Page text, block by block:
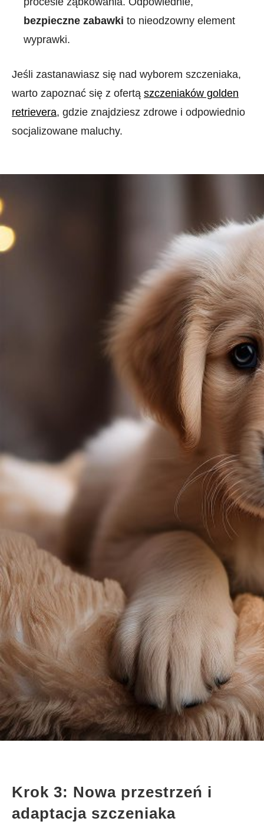
bezpieczne zabawki to nieodzowny element
wyprawki.
Jeśli zastanawiasz się nad wyborem szczeniaka,
warto zapoznać się z ofertą szczeniaków golden
retrievera, gdzie znajdziesz zdrowe i odpowiednio
socjalizowane maluchy.
Krok 3: Nowa przestrzeń i
adaptacja szczeniaka